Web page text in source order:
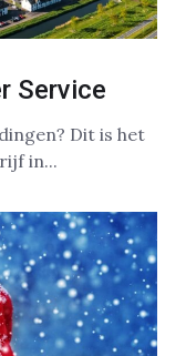
Service
Dit is het
in...